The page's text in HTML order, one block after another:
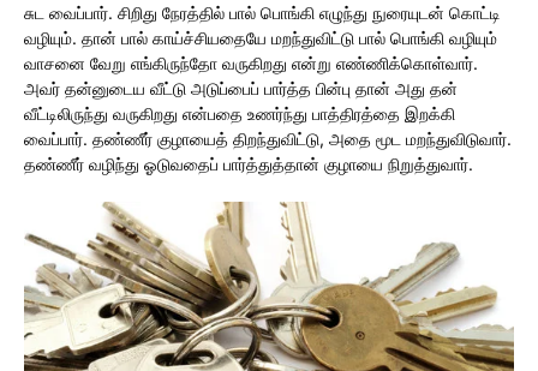
சுட வைப்பார். சிறிது நேரத்தில் பால் பொங்கி எழுந்து நுரையுடன் கொட்டி
வழியும். தான் பால் காய்ச்சியதையே மறந்துவிட்டு பால் பொங்கி வழியும்
வாசனை வேறு எங்கிருந்தோ வருகிறது என்று எண்ணிக்கொள்வார்.
அவர் தன்னுடைய வீட்டு அடுப்பைப் பார்த்த பின்பு தான் அது தன்
வீட்டிலிருந்து வருகிறது என்பதை உணர்ந்து பாத்திரத்தை இறக்கி
வைப்பார். தண்ணீர் குழாயைத் திறந்துவிட்டு, அதை மூட மறந்துவிடுவார்.
தண்ணீர் வழிந்து ஓடுவதைப் பார்த்துத்தான் குழாயை நிறுத்துவார்.